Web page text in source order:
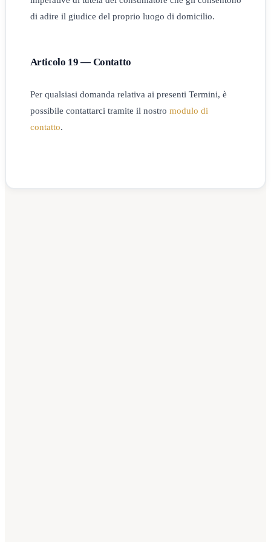
di adire il giudice del proprio luogo di domicilio.
Articolo 19 — Contatto
Per qualsiasi domanda relativa ai presenti Termini, è
possibile contattarci tramite il nostro modulo di
contatto.